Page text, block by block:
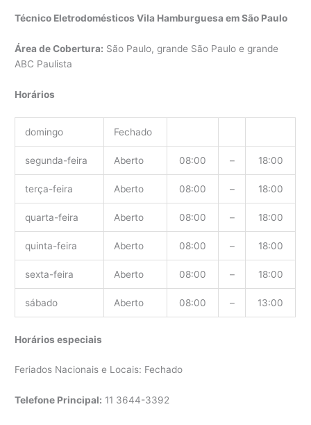
Técnico Eletrodomésticos Vila Hamburguesa em São Paulo
Área de Cobertura: São Paulo, grande São Paulo e grande
ABC Paulista
Horários
domingo Fechado
segunda-feira Aberto 08:00 – 18:00
terça-feira Aberto 08:00 – 18:00
quarta-feira Aberto 08:00 – 18:00
quinta-feira Aberto 08:00 – 18:00
sexta-feira Aberto 08:00 – 18:00
sábado Aberto 08:00 – 13:00
Horários especiais
Feriados Nacionais e Locais: Fechado
Telefone Principal: 11 3644-3392